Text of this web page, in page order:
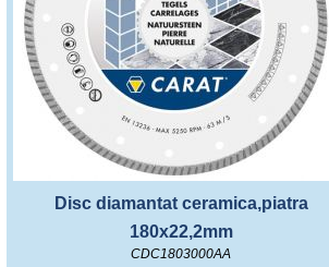
Disc diamantat ceramica,piatra
180x22,2mm
CDC1803000AA